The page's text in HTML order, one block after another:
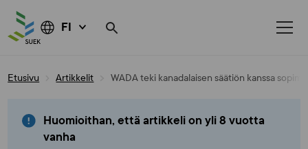
FI
Etusivu Artikkelit WADA teki kanadalaisen säätiön kanssa
Huomioithan, että artikkeli on yli 8 vuotta
vanha